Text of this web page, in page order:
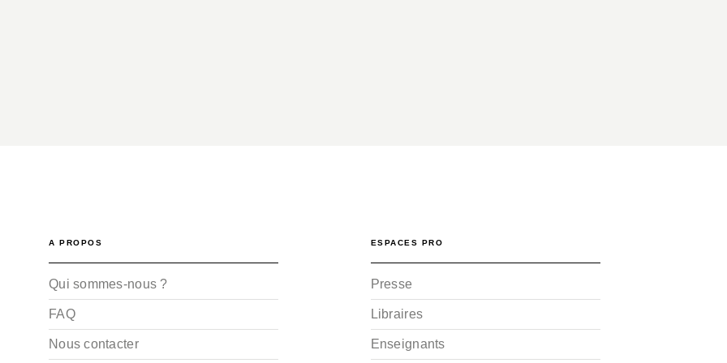
A PROPOS
Qui sommes-nous ?
FAQ
Nous contacter
ESPACES PRO
Presse
Libraires
Enseignants